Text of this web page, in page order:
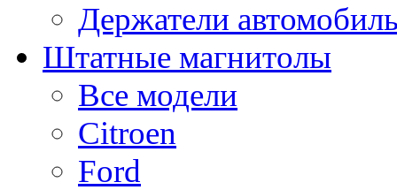
Держатели
Штатные магнитолы
Все модели
Citroen
Ford